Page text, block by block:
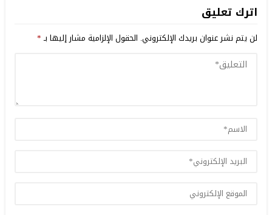
اترك تعليق
لن يتم نشر عنوان بريدك الإلكتروني. الحقول الإلزامية مشار إليها بـ*